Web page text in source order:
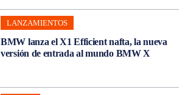
LANZAMIENTOS
BMW lanza el X1 Efficient nafta, la nueva
versión de entrada al mundo BMW X